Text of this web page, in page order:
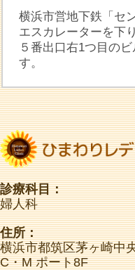
横浜市営地下鉄「セ
エスカレーターを下り
５番出口右1つ目の
す。
診療科目：
婦人科
住所：
横浜市都筑区茅ヶ崎中
C・M ポート8F